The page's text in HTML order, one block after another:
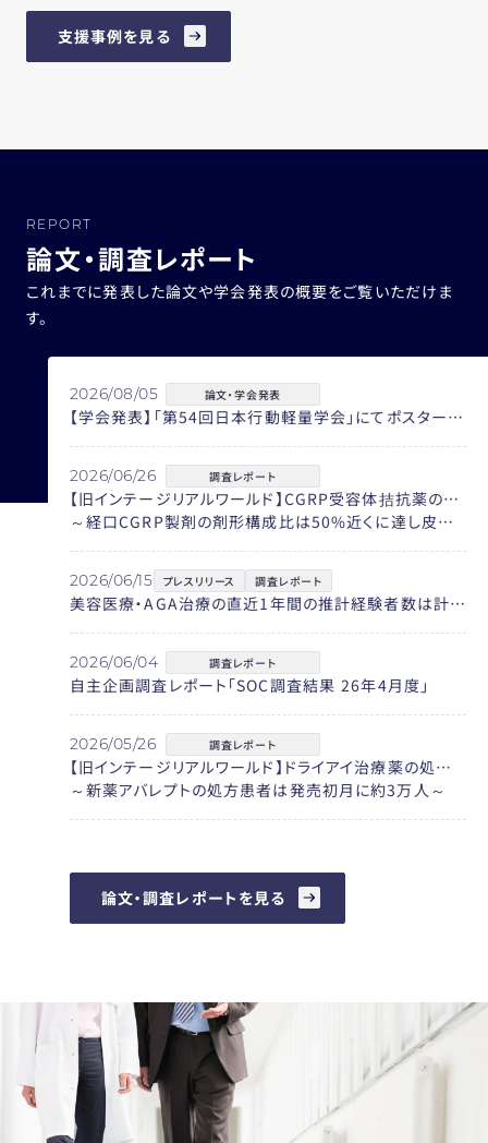
支援事例を見る
REPORT
論文・調査レポート
これまでに発表した論文や学会発表の概要をご覧いただけま
す。
2026/08/05 論文・学会発表
【学会発表】「第54回日本行動軽量学会」にてポスター発表を行います
2026/06/26 調査レポート
【旧インテージリアルワールド】CGRP受容体拮抗薬の院外処方患者数が約2.8万人規模へ急拡大
～経口CGRP製剤の剤形構成比は50%近くに達し皮下注と同規模に～
2026/06/15 プレスリリース 調査レポート
美容医療・AGA治療の直近1年間の推計経験者数は計195万人 公的データでは見えない「自由診療」の実態を可視化
2026/06/04 調査レポート
自主企画調査レポート「SOC調査結果 26年4月度」
2026/05/26 調査レポート
【旧インテージリアルワールド】ドライアイ治療薬の処方患者は女性が7割超、60代以上が75%
～新薬アバレプトの処方患者は発売初月に約3万人～
論文・調査レポートを見る